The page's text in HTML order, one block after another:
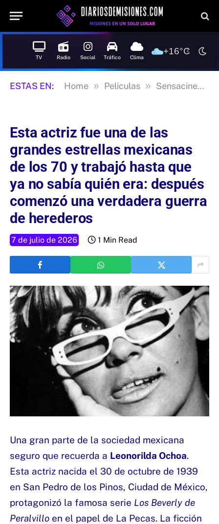
TV Radio Social Tráfico Clima
+16°C
ESTAS EN: Home » Peliculas » Sensacine »
Esta actriz fue una de las
grandes estrellas mexicanas
de los 70 y trabajó hasta que
ya no sabía quién era: después
comenzó una verdadera guerra
de herederos
7 de julio de 2026 1 Min Read
Una gran parte de la sociedad mexicana
seguro que recuerda a Leonorilda Ochoa.
Esta actriz nacida el 30 de octubre de 1939
en San Pedro de los Pinos, Ciudad de México,
protagonizó la famosa serie Los Beverly de
Peralvillo en el papel de La Pecas. La ficción